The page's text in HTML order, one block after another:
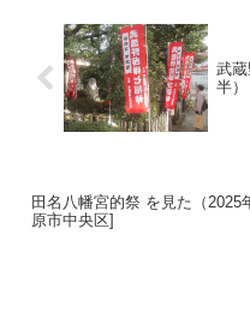
武
半）
田名八幡宮的祭 を見た（2025
原市中央区]